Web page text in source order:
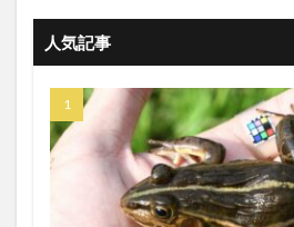
人気記事